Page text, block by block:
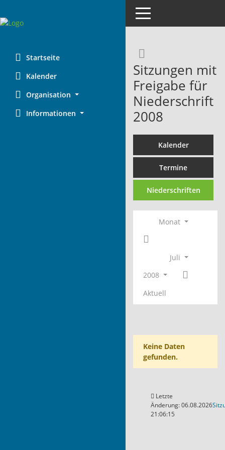
Startseite
Kalender
Organisation
Informationen
Toggle navigation
Sitzungen mit
Freigabe für
Niederschrift
2008
Kalender
Termine
Niederschriften
Monat
Juli
2008
Aktuell
Keine Daten
gefunden.
Letzte
Änderung: 06.08.2026
21:06:15